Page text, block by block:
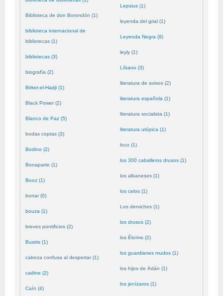
Biblioteca de don Borondón (1)
biblioteca internacional de
bibliotecas (1)
bibliotecas (3)
biografía (2)
Birket-el-Hadji (1)
Black Power (2)
Blanco de Paz (5)
bodas coptas (3)
Bodino (2)
Bonaparte (1)
Booz (1)
borrar (0)
bouza (1)
breves pontificios (2)
Busiris (1)
cabeza confusa al despertar (1)
cadine (2)
Caín (4)
Lepsius (1)
leyenda del grial (1)
Leyenda Negra (9)
leyly (1)
Líbano (3)
literatura de avisos (2)
literatura española (1)
literatura socialista (1)
literatura utópica (1)
loco (1)
los 300 caballeros drusos (1)
los albaneses (1)
los celos (1)
Los derviches (1)
los drusos (2)
los Éloïms (2)
los guardianes mudos (1)
los hijos de Adán (1)
los jenízaros (1)